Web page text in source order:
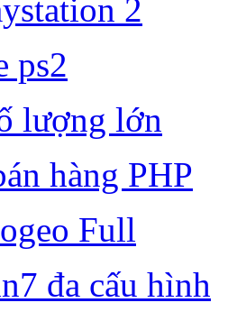
2
ps2
lượng lớn
hàng PHP
Full
đa cấu hình